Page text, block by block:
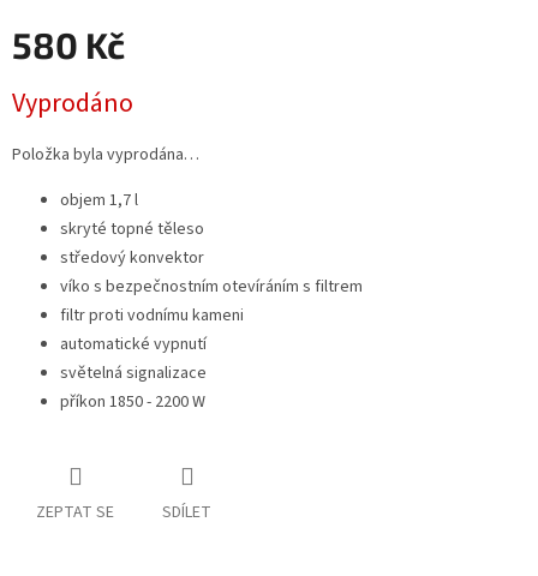
580 Kč
cena:
Vyprodáno
Položka byla vyprodána…
objem 1,7 l
skryté topné těleso
středový konvektor
víko s bezpečnostním otevíráním s filtrem
filtr proti vodnímu kameni
automatické vypnutí
světelná signalizace
příkon 1850 - 2200 W
ZEPTAT SE SDÍLET